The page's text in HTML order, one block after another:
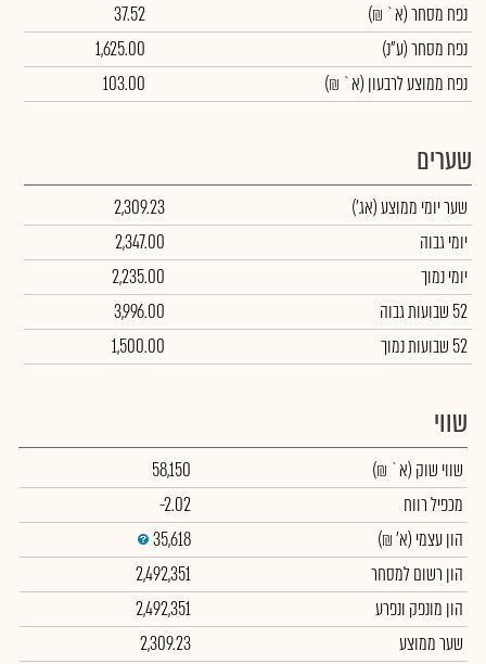
נפח מסחר(א` ₪)
37.52
נפח מסחר(ע"נ)
1,625.00
נפח ממוצע לרבעון (א` ₪)
103.00
שערים
שער יומי ממוצע(אג')
2,309.23
יומי גבוה
2,347.00
יומי נמוך
2,235.00
52 שבועות גבוה
3,996.00
52 שבועות נמוך
1,500.00
שווי
שווי שוק (א` ₪)
58,150
מכפיל רווח
-2.02
הון עצמי (א' ₪)
35,618
הון רשום למסחר
2,492,351
הון מונפק ונפרע
2,492,351
שער ממוצע
2,309.23